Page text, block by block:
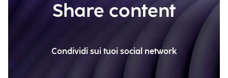
Share content
Condividi sui tuoi social network